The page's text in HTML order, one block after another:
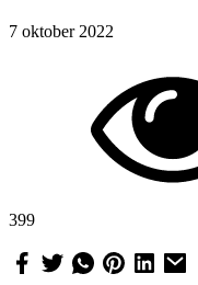
7 oktober 2022
399